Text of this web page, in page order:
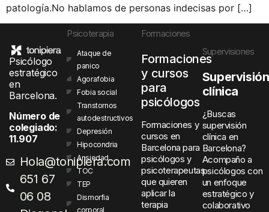
patología.No hablamos de personas indecisas por […]
Psicólogo
estratégico
en
Barcelona.
Número de
colegiado:
11.907
Hola@tonipiera.com
651 67
06 08
Psicoterapia
Ataque de
panico
Agorafobia
Fobia social
Transtornos
autodestructivos
Depresión
Hipocondria
Ansiedad
TOC
TEP
Dismorfia
corporal
Formaciones
Formaciones
y cursos
para
psicólogos
Formaciones y
cursos en
Barcelona para
psicólogos y
psicoterapeutas
que quieren
aplicar la
terapia
Supervisiones
Supervisión
clínica
¿Buscas
supervisión
clínica en
Barcelona?
Acompaño a
psicólogos con
un enfoque
estratégico y
colaborativo